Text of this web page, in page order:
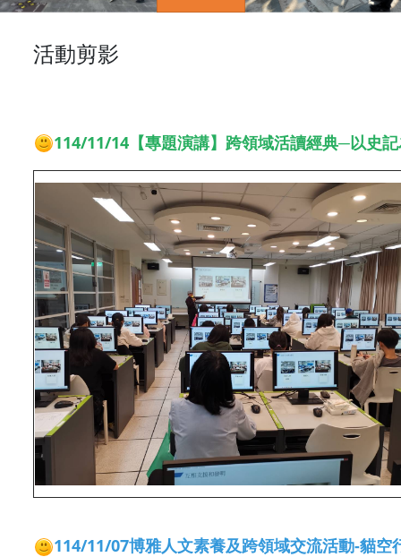
活動剪影
114/11/14【專題演講】跨領域活讀經典─以史
114/11/07博雅人文素養及跨領域交流活動-貓